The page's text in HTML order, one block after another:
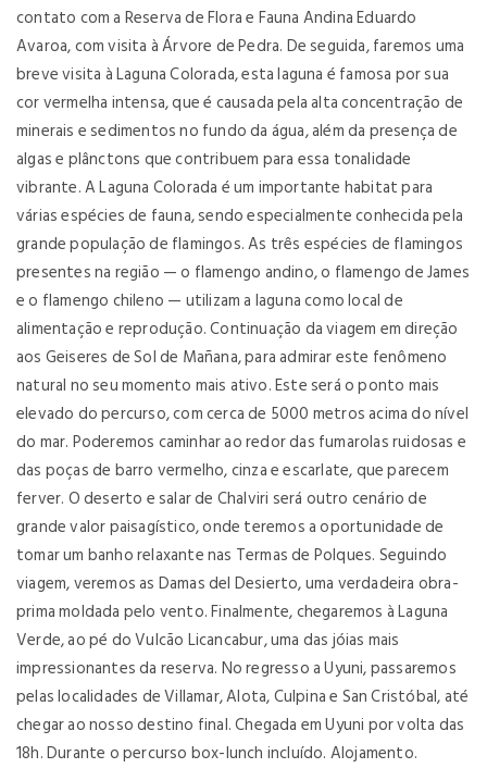
contato com a Reserva de Flora e Fauna Andina Eduardo
Avaroa, com visita à Árvore de Pedra. De seguida, faremos uma
breve visita à Laguna Colorada, esta laguna é famosa por sua
cor vermelha intensa, que é causada pela alta concentração de
minerais e sedimentos no fundo da água, além da presença de
algas e plânctons que contribuem para essa tonalidade
vibrante. A Laguna Colorada é um importante habitat para
várias espécies de fauna, sendo especialmente conhecida pela
grande população de flamingos. As três espécies de flamingos
presentes na região — o flamengo andino, o flamengo de James
e o flamengo chileno — utilizam a laguna como local de
alimentação e reprodução. Continuação da viagem em direção
aos Geiseres de Sol de Mañana, para admirar este fenômeno
natural no seu momento mais ativo. Este será o ponto mais
elevado do percurso, com cerca de 5000 metros acima do nível
do mar. Poderemos caminhar ao redor das fumarolas ruidosas e
das poças de barro vermelho, cinza e escarlate, que parecem
ferver. O deserto e salar de Chalviri será outro cenário de
grande valor paisagístico, onde teremos a oportunidade de
tomar um banho relaxante nas Termas de Polques. Seguindo
viagem, veremos as Damas del Desierto, uma verdadeira obra-
prima moldada pelo vento. Finalmente, chegaremos à Laguna
Verde, ao pé do Vulcão Licancabur, uma das jóias mais
impressionantes da reserva. No regresso a Uyuni, passaremos
pelas localidades de Villamar, Alota, Culpina e San Cristóbal, até
chegar ao nosso destino final. Chegada em Uyuni por volta das
18h. Durante o percurso box-lunch incluído. Alojamento.